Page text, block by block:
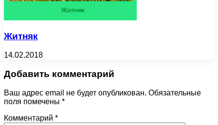
Житняк
14.02.2018
Добавить комментарий
Ваш адрес email не будет опубликован. Обязательные
поля помечены *
Комментарий *